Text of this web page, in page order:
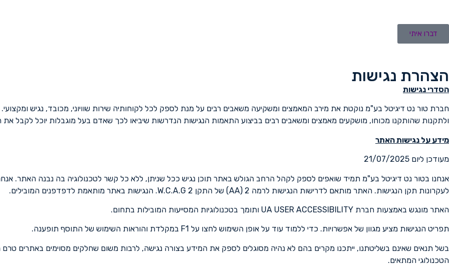
-
נט
בניית
אתרי
דברו איתי
הצהרת נגישות
הסדרי נגישות
ולתקנות שהותקנו מכוחו, מושקעים מאמצים ומשאבים רבים בביצוע התאמות הנגישות הנדרשות שיביאו לכך שאדם בעל מוגבלות יוכל לקבל את
מידע על נגישות האתר
מעודכן ליום ‏21/07/2025
אנחנו בטור נט דיגיטל בע"מ תמיד שואפים לספק לקהל הרחב הגולש באתר תוכן נגיש ככל שניתן, ללא כל קשר לטכנולוגיה בה נבנה האתר.
לעקרונות תקן הנגישות. האתר מותאם לדרישות הנגישות לרמה 2 (AA) של התקן W.C.A.G 2. הנגישות באתר מותאמת לדפדפנים המובילים.
האתר מונגש באמצעות חברת UA USER ACCESSIBILITY ותומך בטכנולוגיות המסייעות המובילות בתחום.
תפריט הנגישות מציע מגוון של אפשרויות. כדי ללמוד עוד על אופן השימוש לחצו על F1 במקלדת והוראות השימוש של התוסף תופענה.
בשל תנאים שאינם בשליטתנו, ייתכנו מקרים בהם לא נהיה מסוגלים לספק את המידע בצורה נגישה, לרבות משום שחלקים מסוימים באתרים
הטכנולוגי המתאים.